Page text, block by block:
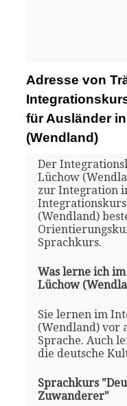
Adresse von
für Ausländer
(Wendland)
Der
Lüchow
zur Integration
(Wendland)
Sprachkurs.
Was lerne ich
Lüchow
Sie lernen im
(Wendland) vor
Sprache. Auch
die deutsche
Sprachkurs
Zuwanderer"